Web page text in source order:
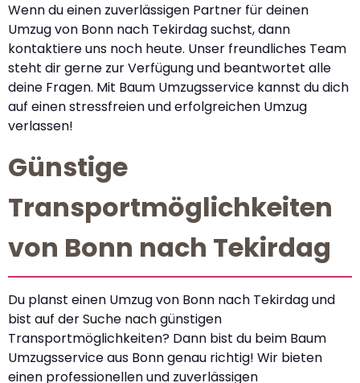
Wenn du einen zuverlässigen Partner für deinen
Umzug von Bonn nach Tekirdag suchst, dann
kontaktiere uns noch heute. Unser freundliches Team
steht dir gerne zur Verfügung und beantwortet alle
deine Fragen. Mit Baum Umzugsservice kannst du dich
auf einen stressfreien und erfolgreichen Umzug
verlassen!
Günstige
Transportmöglichkeiten
von Bonn nach Tekirdag
Du planst einen Umzug von Bonn nach Tekirdag und
bist auf der Suche nach günstigen
Transportmöglichkeiten? Dann bist du beim Baum
Umzugsservice aus Bonn genau richtig! Wir bieten
einen professionellen und zuverlässigen